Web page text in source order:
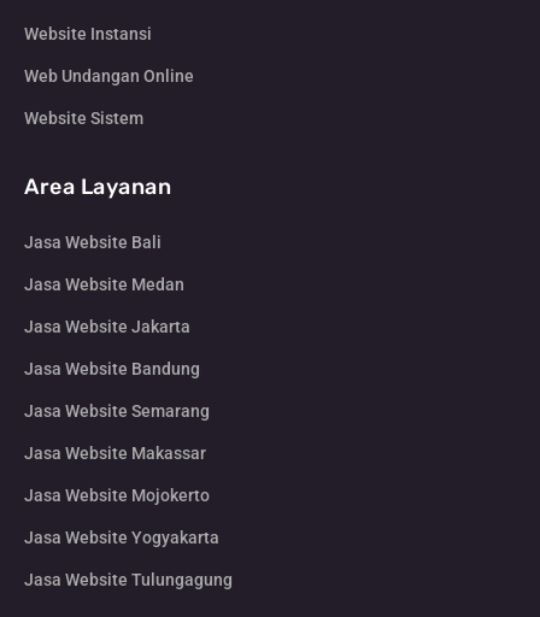
Website Instansi
Web Undangan Online
Website Sistem
Area Layanan
Jasa Website Bali
Jasa Website Medan
Jasa Website Jakarta
Jasa Website Bandung
Jasa Website Semarang
Jasa Website Makassar
Jasa Website Mojokerto
Jasa Website Yogyakarta
Jasa Website Tulungagung